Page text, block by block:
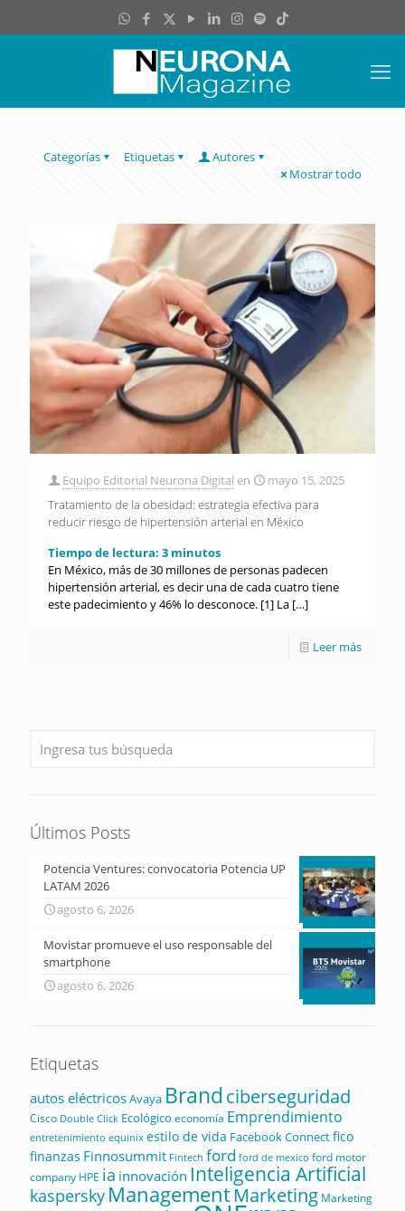
Categorías Etiquetas
Autores
Mostrar todo
Equipo Editorial Neurona Digital en
mayo 15, 2025
Tratamiento de la obesidad: estrategia efectiva para
reducir riesgo de hipertensión arterial en México
Tiempo de lectura: 3 minutos
En México, más de 30 millones de personas padecen
hipertensión arterial, es decir una de cada cuatro tiene
este padecimiento y 46% lo desconoce. [1] La […]
Leer más
Últimos Posts
Potencia Ventures: convocatoria Potencia UP
LATAM 2026
agosto 6, 2026
Movistar promueve el uso responsable del
smartphone
agosto 6, 2026
Etiquetas
autos eléctricosAvaya Brandciberseguridad
Cisco Double Click Ecológico economía Emprendimiento
entretenimiento equinix estilo de vida Facebook Connectfico
finanzas Finnosummit Fintech ford ford de mexico ford motor
company HPE ia innovación Inteligencia Artificial
kaspersky ManagementMarketing Marketing